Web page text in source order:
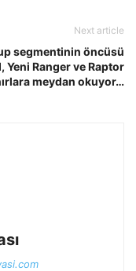
Next article
segmentinin öncüsü
Yeni Ranger ve Raptor
meydan okuyor…